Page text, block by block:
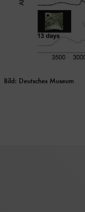
Bild: Deutsches Museum